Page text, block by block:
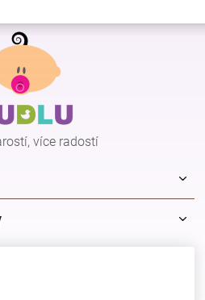
více radostí